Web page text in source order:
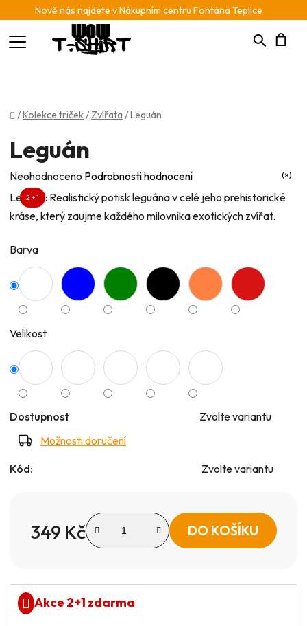
Nově nás najdete v Nákupním centru Fontána Teplice
Hledat
Domů
/Kolekce triček/ Zvířata /Leguán
Leguán: Realistický potisk leguána v celé jeho prehistorické
kráse, který zaujme každého milovníka exotických zvířat.
Barva
Velikost
Dostupnost
Zvolte variantu
Možnosti doručení
Kód: Zvolte variantu
349 Kč DO KOŠÍKU
Akce 2+1 zdarma
Leguán
Průměrné
hodnocení
produktu
0,0
5
hvězdiček.
Neohodnoceno Podrobnosti hodnocení
2 + 1